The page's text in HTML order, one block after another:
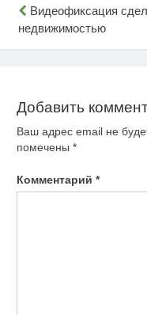
Навигация
по
Видеофиксация
недвижимостью
Добавить
Ваш адрес email не
помечены *
Комментарий *